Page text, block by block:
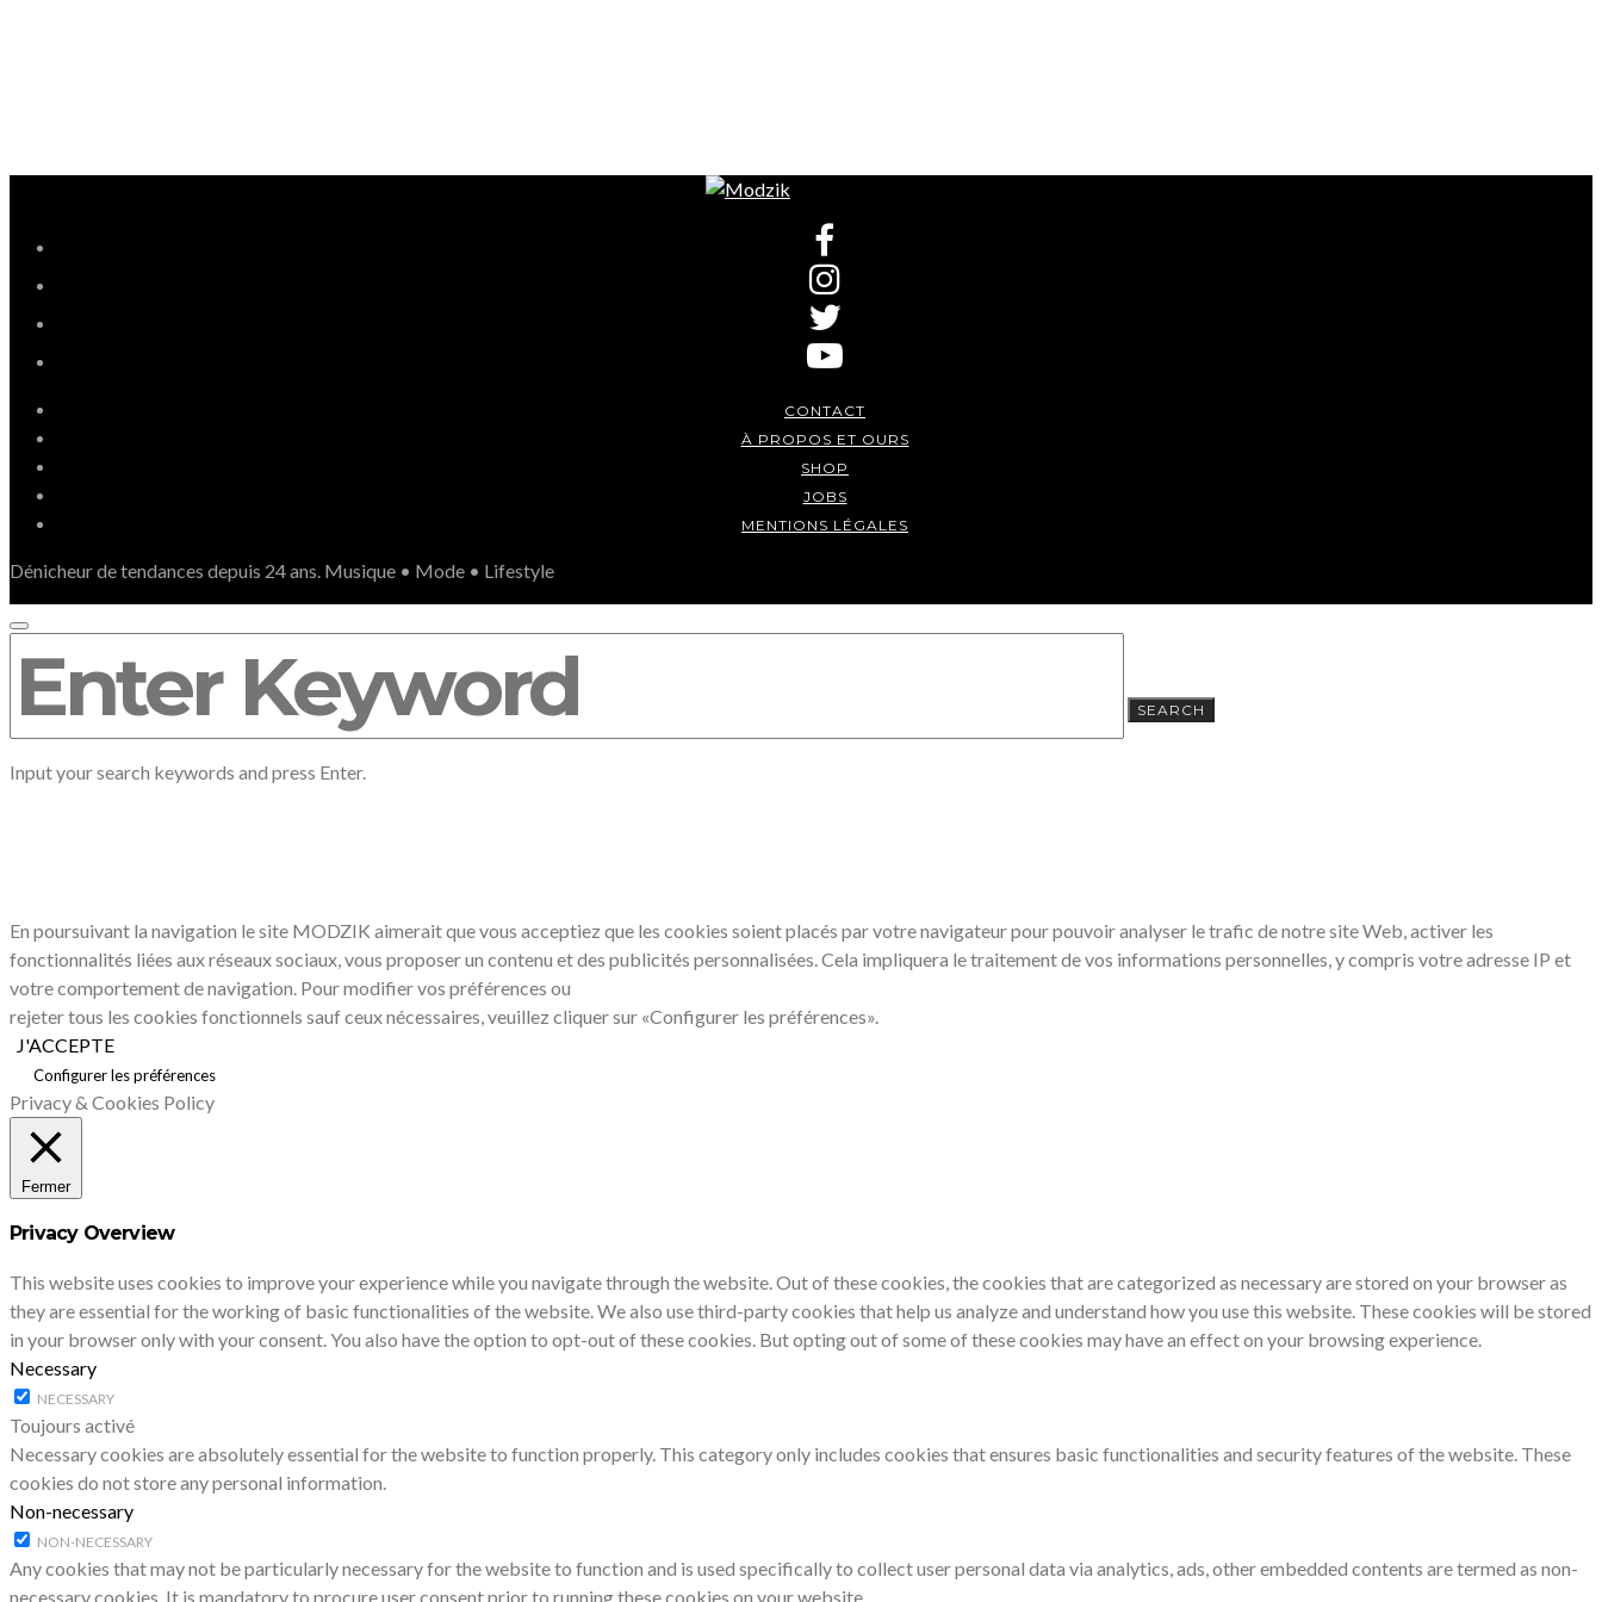
CONTACT
À PROPOS ET OURS
SHOP
JOBS
MENTIONS LÉGALES
Dénicheur de tendances depuis 24 ans. Musique • Mode • Lifestyle
FOR:
SEARCH
Input your search keywords and press Enter.
En poursuivant la navigation le site MODZIK aimerait que vous acceptiez que les cookies soient placés par votre navigateur pour pouvoir analyser le trafic de notre site Web, activer les
fonctionnalités liées aux réseaux sociaux, vous proposer un contenu et des publicités personnalisées. Cela impliquera le traitement de vos informations personnelles, y compris votre adresse IP et
votre comportement de navigation. Pour modifier vos préférences ou
rejeter tous les cookies fonctionnels sauf ceux nécessaires, veuillez cliquer sur «Configurer les préférences».
J'ACCEPTE
Configurer les préférences
Privacy & Cookies Policy
Fermer
Privacy Overview
This website uses cookies to improve your experience while you navigate through the website. Out of these cookies, the cookies that are categorized as necessary are stored on your browser as
they are essential for the working of basic functionalities of the website. We also use third-party cookies that help us analyze and understand how you use this website. These cookies will be stored
in your browser only with your consent. You also have the option to opt-out of these cookies. But opting out of some of these cookies may have an effect on your browsing experience.
Necessary
NECESSARY
Toujours activé
Necessary cookies are absolutely essential for the website to function properly. This category only includes cookies that ensures basic functionalities and security features of the website. These
cookies do not store any personal information.
Non-necessary
NON-NECESSARY
Any cookies that may not be particularly necessary for the website to function and is used specifically to collect user personal data via analytics, ads, other embedded contents are termed as non-
necessary cookies. It is mandatory to procure user consent prior to running these cookies on your website.